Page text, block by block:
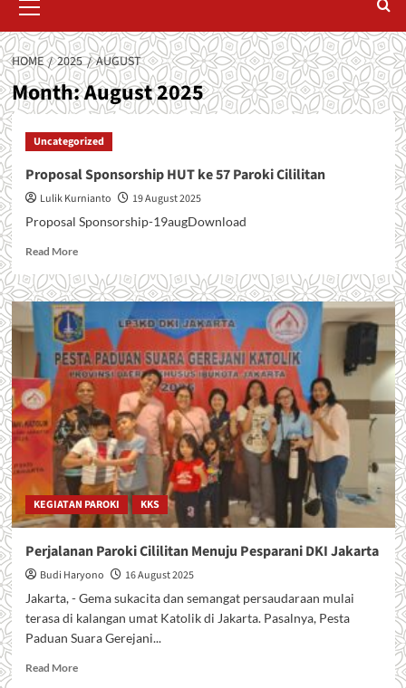
Menu
HOME 2025 AUGUST
Month:August 2025
Uncategorized
Proposal Sponsorship HUT ke 57 Paroki Cililitan
Lulik Kurnianto
19 August 2025
Proposal Sponsorship-19augDownload
Read MoreRead
about
Proposal
Sponsorship
HUT
ke
57
Paroki
Cililitan
KEGIATAN PAROKI KKS
Perjalanan Paroki Cililitan Menuju Pesparani DKI Jakarta
Budi Haryono
16 August 2025
Jakarta, - Gema sukacita dan semangat persaudaraan mulai
terasa di kalangan umat Katolik di Jakarta. Pasalnya, Pesta
Paduan Suara Gerejani...
Read MoreRead